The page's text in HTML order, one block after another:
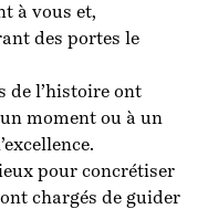
à vous et,
des portes le
de l’histoire ont
moment ou à un
pour concrétiser
chargés de guider